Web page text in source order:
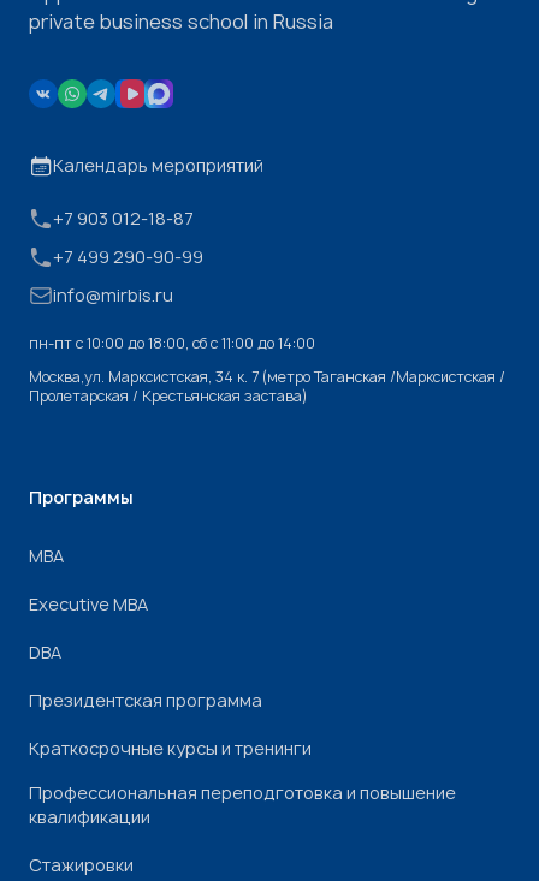
private business school in Russia
Календарь мероприятий
+7 903 012-18-87
+7 499 290-90-99
info@mirbis.ru
пн-пт с 10:00 до 18:00, cб с 11:00 до 14:00
Москва,ул. Марксистская, 34 к. 7 (метро Таганская /Марксистская /
Пролетарская / Крестьянская застава)
Программы
МВА
Executive MBA
DBA
Президентская программа
Краткосрочные курсы и тренинги
Профессиональная переподготовка и повышение
квалификации
Стажировки